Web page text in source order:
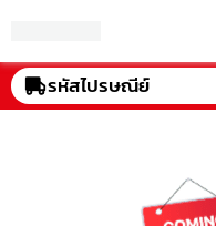
รหัสไปรษณีย์